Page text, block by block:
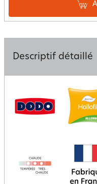
Descriptif détaillé